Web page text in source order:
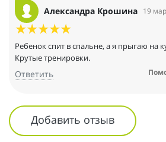
Александра Крошина 19
Ребенок спит в спальне, а я прыгаю на
Крутые тренировки.
Ответить
Добавить отзыв